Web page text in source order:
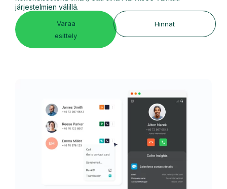
järjestelmien välillä.
Varaa
esittely
Hinnat